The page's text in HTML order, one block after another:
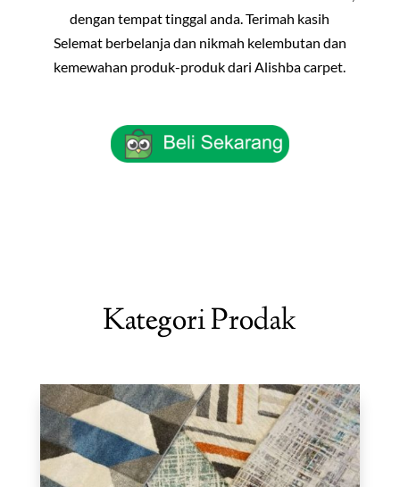
dengan tempat tinggal anda. Terimah kasih
Selemat berbelanja dan nikmah kelembutan dan
kemewahan produk-produk dari Alishba carpet.
Kategori Prodak